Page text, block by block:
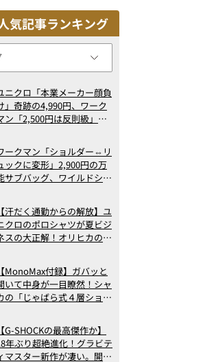
気記事ランキング
ニクロ「本業メーカー顔負
」奇跡の4,990円、ワーク
ン「2,500円は反則級」凄
3】（2026年6月版）
ークマン「ショルダー⇔リ
ックに変形」2,900円の万
サブバッグ、ワイルドシン
事ランキングベスト3】
2026年6月版）
【汗だく通勤からの解放】ユ
クロのポロシャツが夏ビジ
スの大正解！オリヒカの透
の実力
【MonoMax付録】ガバッと
いて中身が一目瞭然！シャ
の「じゃばら式４層ショル
た！
【G-SHOCKの最高傑作か】
年ぶり超絶進化！グラビテ
マスター新作が凄い。開発